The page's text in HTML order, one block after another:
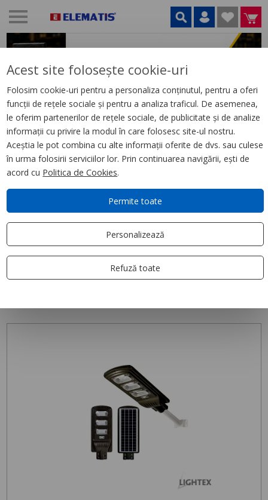
GAMĂ
LIVRARE
ORIUNDE
SUPORT
CLIENȚI
GARANȚIA
Acest site folosește cookie-uri
Folosim cookie-uri pentru a personaliza conținutul, pentru a oferi
funcții de rețele sociale și pentru a analiza traficul. De asemenea,
le oferim partenerilor de rețele sociale, de publicitate și de analize
informații cu privire la modul în care folosesc site-ul nostru.
Aceștia le pot combina cu alte informații oferite de dvs. sau culese
în urma folosirii serviciilor lor. Prin continuarea navigării, ești de
acord cu Politica de Cookies.
Permite toate
Personalizează
Refuză toate